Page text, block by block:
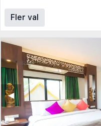
Fler val
◀︎